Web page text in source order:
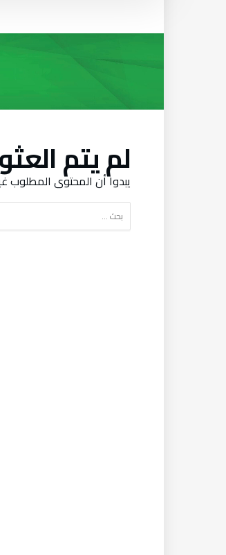
‫لم يتم
‫يبدوا أن المحتوى المطلوب
البحث
عن: